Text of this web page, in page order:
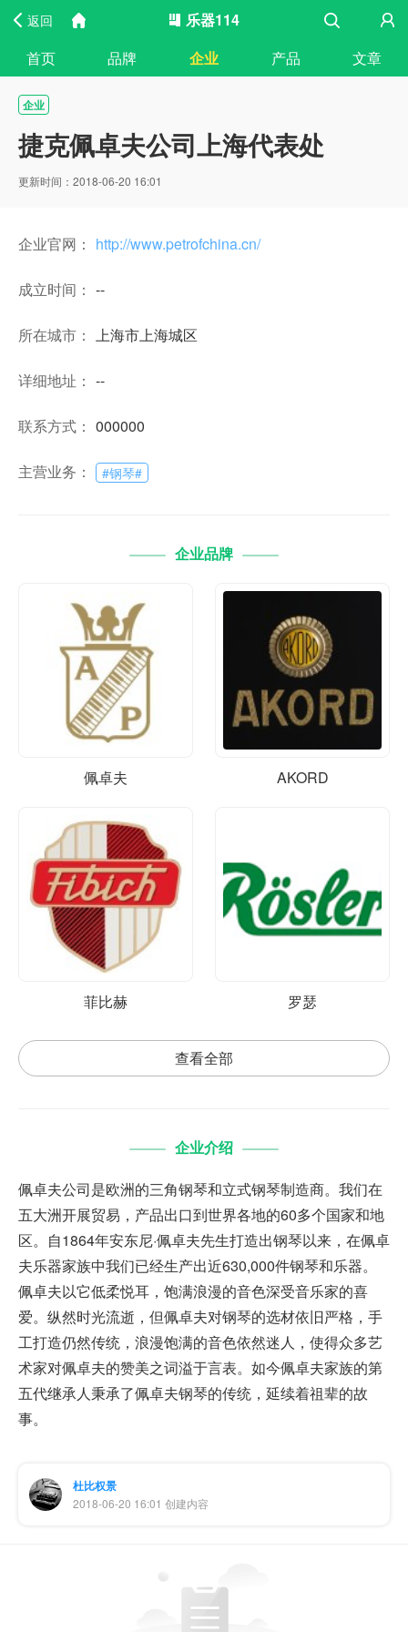
返回
乐器114
首页
品牌 企业 产品 文章
企业
捷克佩卓夫公司上海代表处
更新时间：2018-06-20 16:01
企业官网： http://www.petrofchina.cn/
成立时间： --
所在城市： 上海市上海城区
详细地址： --
联系方式： 000000
主营业务： #钢琴#
企业品牌
佩卓夫 AKORD
菲比赫 罗瑟
查看全部
企业介绍
佩卓夫公司是欧洲的三角钢琴和立式钢琴制造商。我们在
五大洲开展贸易，产品出口到世界各地的60多个国家和地
区。自1864年安东尼·佩卓夫先生打造出钢琴以来，在佩卓
夫乐器家族中我们已经生产出近630,000件钢琴和乐器。
佩卓夫以它低柔悦耳，饱满浪漫的音色深受音乐家的喜
爱。纵然时光流逝，但佩卓夫对钢琴的选材依旧严格，手
工打造仍然传统，浪漫饱满的音色依然迷人，使得众多艺
术家对佩卓夫的赞美之词溢于言表。如今佩卓夫家族的第
五代继承人秉承了佩卓夫钢琴的传统，延续着祖辈的故
事。
杜比权景
2018-06-20 16:01 创建内容